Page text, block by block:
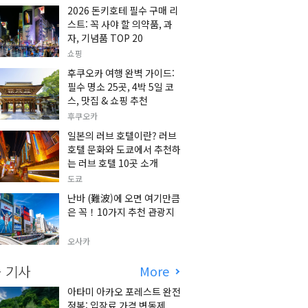
2026 돈키호테 필수 구매 리
스트: 꼭 사야 할 의약품, 과
자, 기념품 TOP 20
쇼핑
후쿠오카 여행 완벽 가이드:
필수 명소 25곳, 4박 5일 코
스, 맛집 & 쇼핑 추천
후쿠오카
일본의 러브 호텔이란? 러브
호텔 문화와 도쿄에서 추천하
는 러브 호텔 10곳 소개
도쿄
난바 (難波)에 오면 여기만큼
은 꼭！10가지 추천 관광지
오사카
기사 More
아타미 아카오 포레스트 완전
정복: 입장료 가격 변동제,